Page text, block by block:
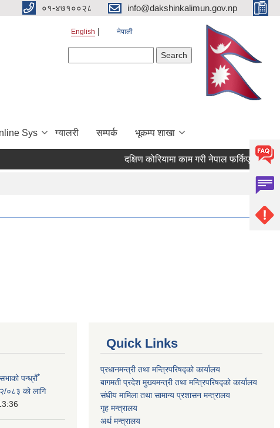
०१-४७१००२८ info@dakshinkalimun.gov.np
English नेपाली
Sys ग्यालरी सम्पर्क भूकम्प शाखा
दक्षिण कोरियामा काम गरी नेपाल फर्किएका
पन्ध्रौँ
०८३ को लागि
Quick Links
प्रधानमन्त्री तथा मन्त्रिपरिषद्को कार्यालय
बागमती प्रदेश मुख्यमन्त्री तथा मन्त्रिपरिषद्को कार्यालय
संघीय मामिला तथा सामान्य प्रशासन मन्त्रालय
गृह मन्त्रालय
अर्थ मन्त्रालय